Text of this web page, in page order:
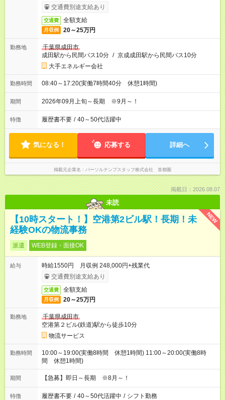
交通費別途支給あり
交通費 全額支給
月収例 20～25万円
勤務地
千葉県成田市
成田駅から民間バス10分 / 京成成田駅から民間バス10分
大手エネルギー会社
勤務時間 08:40～17:20(実働7時間40分 休憩1時間)
期間 2026年09月上旬～長期 ※9月～！
特徴 履歴書不要 / 40～50代活躍中
気になる！ 応募する 詳細へ
掲載元企業名 パーソルテンプスタッフ株式会社 首都圏
掲載日：2026.08.07
未読
NEW
【10時スタート！】空港第2ビル駅！長期！未
経験OKの物流事務
派遣 WEB登録・面接OK
給与
時給1550円 月収例 248,000円+残業代
交通費別途支給あり
交通費 全額支給
月収例 20～25万円
勤務地
千葉県成田市
空港第２ビル(鉄道)駅から徒歩10分
物流サービス
勤務時間
10:00～19:00(実働8時間 休憩1時間) 11:00～20:00(実働8時
間 休憩1時間)
期間 【急募】即日～長期 ※8月～！
特徴 履歴書不要 / 40～50代活躍中 / シフト勤務